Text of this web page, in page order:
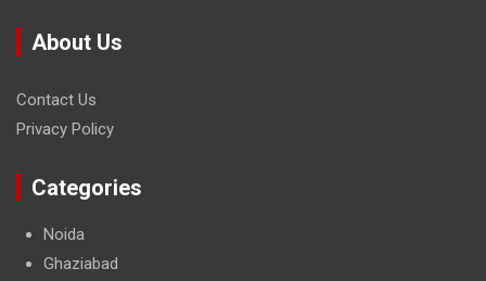
About Us
Contact Us
Privacy Policy
Categories
Noida
Ghaziabad